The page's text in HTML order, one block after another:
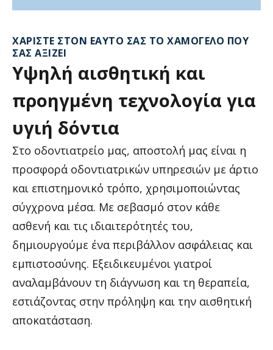
ΧΑΡΊΣΤΕ ΣΤΟΝ ΕΑΥΤΌ ΣΑΣ ΤΟ ΧΑΜΌΓΕΛΟ ΠΟΥ
ΣΑΣ ΑΞΊΖΕΙ
Υψηλή αισθητική και
προηγμένη τεχνολογία για
υγιή δόντια
Στο οδοντιατρείο μας, αποστολή μας είναι η
προσφορά οδοντιατρικών υπηρεσιών με άρτιο
και επιστημονικό τρόπο, χρησιμοποιώντας
σύγχρονα μέσα. Με σεβασμό στον κάθε
ασθενή και τις ιδιαιτερότητές του,
δημιουργούμε ένα περιβάλλον ασφάλειας και
εμπιστοσύνης. Εξειδικευμένοι γιατροί
αναλαμβάνουν τη διάγνωση και τη θεραπεία,
εστιάζοντας στην πρόληψη και την αισθητική
αποκατάσταση.